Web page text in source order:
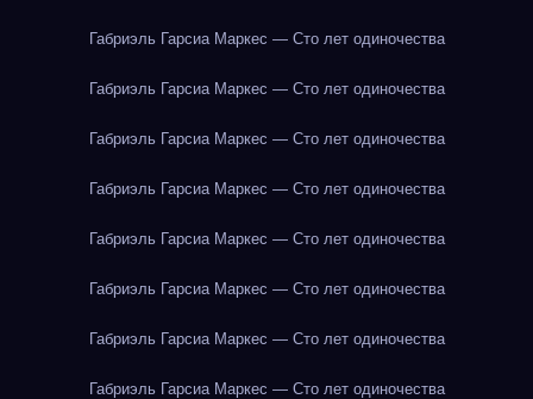
Габриэль Гарсиа Маркес — Сто лет одиночества
Габриэль Гарсиа Маркес — Сто лет одиночества
Габриэль Гарсиа Маркес — Сто лет одиночества
Габриэль Гарсиа Маркес — Сто лет одиночества
Габриэль Гарсиа Маркес — Сто лет одиночества
Габриэль Гарсиа Маркес — Сто лет одиночества
Габриэль Гарсиа Маркес — Сто лет одиночества
Габриэль Гарсиа Маркес — Сто лет одиночества